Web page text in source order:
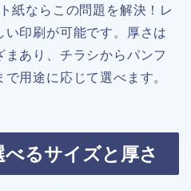
紙ならこの問題を解決！レ
印刷が可能です。厚さは
まあり、チラシからパンフ
用途に応じて選べます。
るサイズと厚さ